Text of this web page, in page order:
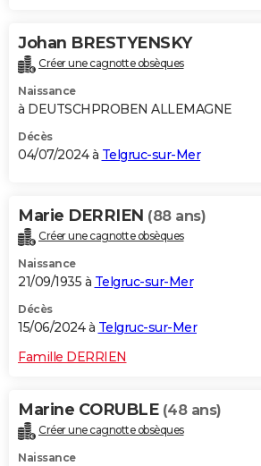
Johan BRESTYENSKY
Créer une cagnotte obsèques
Naissance
à DEUTSCHPROBEN ALLEMAGNE
Décès
04/07/2024 à Telgruc-sur-Mer
Marie DERRIEN (88 ans)
Créer une cagnotte obsèques
Naissance
21/09/1935 à Telgruc-sur-Mer
Décès
15/06/2024 à Telgruc-sur-Mer
Famille DERRIEN
Marine CORUBLE (48 ans)
Créer une cagnotte obsèques
Naissance